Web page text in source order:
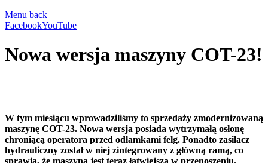
Menu back
FacebookYouTube
Nowa wersja maszyny COT-23!
W tym miesiącu wprowadziliśmy to sprzedaży zmodernizowaną
maszynę COT-23. Nowa wersja posiada wytrzymałą osłonę
chroniącą operatora przed odłamkami felg. Ponadto zasilacz
hydrauliczny został w niej zintegrowany z główną ramą, co